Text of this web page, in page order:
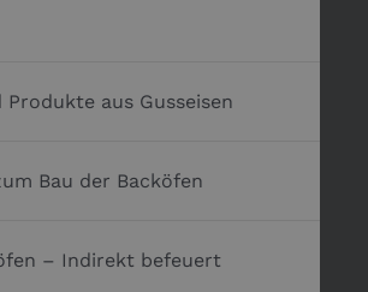
Produkte aus Gusseisen
Bau der Backöfen
– Indirekt befeuert